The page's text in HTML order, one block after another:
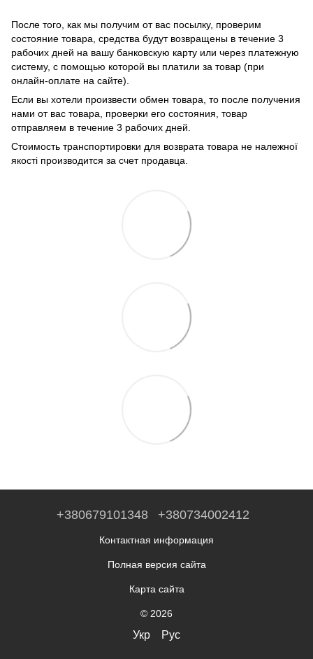
После того, как мы получим от вас посылку, проверим
состояние товара, средства будут возвращены в течение 3
рабочих дней на вашу банковскую карту или через платежную
систему, с помощью которой вы платили за товар (при
онлайн-оплате на сайте).
Если вы хотели произвести обмен товара, то после получения
нами от вас товара, проверки его состояния, товар
отправляем в течение 3 рабочих дней.
Стоимость транспортировки для возврата товара не належної
якості производится за счет продавца.
+380679101348 +380734002412
Контактная информация
Полная версия сайта
Карта сайта
© 2026
Укр Рус